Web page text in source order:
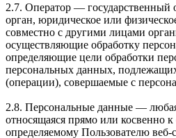
2.7. Оператор — государственный
орган, юридическое или
совместно с другими лицами
осуществляющие обработку
определяющие цели обработки
персональных данных,
(операции), совершаемые с
2.8. Персональные данные —
относящаяся прямо или косвенно
определяемому Пользователю веб-